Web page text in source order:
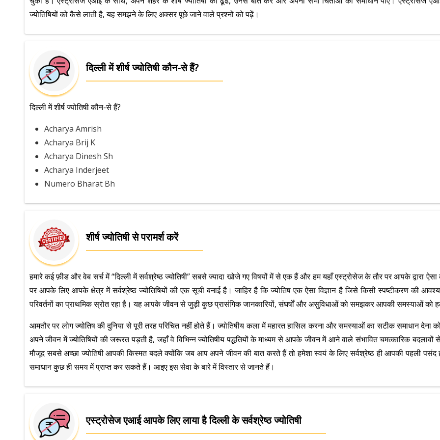
ज्योतिषियों को कैसे लाती है, यह समझने के लिए अक्सर पूछे जाने वाले प्रश्नों को पढ़ें।
दिल्ली में शीर्ष ज्योतिषी कौन-से हैं?
दिल्ली में शीर्ष ज्योतिषी कौन-से हैं?
Acharya Amrish
Acharya Brij K
Acharya Dinesh Sh
Acharya Inderjeet
Numero Bharat Bh
शीर्ष ज्योतिषी से परामर्श करें
हमारे कई फ़ीड और वेब सर्च में “दिल्ली में सर्वश्रेष्ठ ज्योतिषी” सबसे ज्यादा खोजे गए विषयों में से एक हैं और हम यहाँ एस्ट्रोसेज के तौर पर आपके
पर आपके लिए आपके क्षेत्र में सर्वश्रेष्ठ ज्योतिषियों की एक सूची बनाई है। जाहिर है कि ज्योतिष एक ऐसा विज्ञान है जिसे किसी स्पष्टीकरण की
परिवर्तनों का प्राथमिक स्रोत रहा है। यह आपके जीवन से जुड़ी कुछ प्रासंगिक जानकारियों, संघर्षों और असुविधाओं को समझकर आपकी समस्याओं को
आमतौर पर लोग ज्योतिष की दुनिया से पूरी तरह परिचित नहीं होते हैं। ज्योतिषीय कला में महारत हासिल करना और समस्याओं का सटीक समाधान
अपने जीवन में ज्योतिषियों की जरूरत पड़ती है, जहाँ वे विभिन्न ज्योतिषीय पद्धतियों के माध्यम से आपके जीवन में आने वाले संभावित चमत्कारिक
मौजूद सबसे अच्छा ज्योतिषी आपकी किस्मत बदले क्योंकि जब आप अपने जीवन की बात करते हैं तो हमेशा स्वयं के लिए सर्वश्रेष्ठ ही आपकी पहली
समाधान कुछ ही समय में प्राप्त कर सकते हैं। आइए इस सेवा के बारे में विस्तार से जानते हैं।
एस्ट्रोसेज एआई आपके लिए लाया है दिल्ली के सर्वश्रेष्ठ ज्योतिषी